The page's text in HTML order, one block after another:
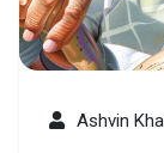
Ashvin